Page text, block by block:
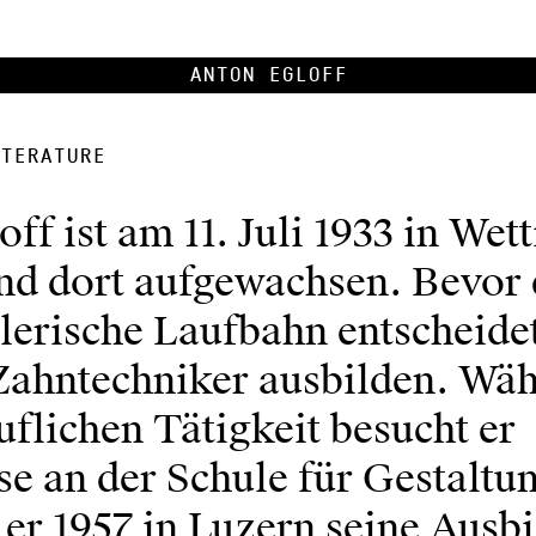
Anton Egloff
ist am 11. Juli 1933 in
dort aufgewachsen.
Laufbahn
ausbilden.
Tätigkeit besucht er
an der Schule für